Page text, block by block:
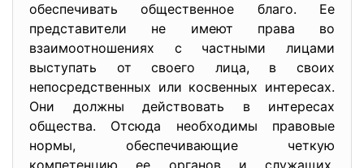
обеспечивать общественное благо. Ее
представители не имеют права во
взаимоотношениях с частными лицами
выступать от своего лица, в своих
непосредственных или косвенных интересах.
Они должны действовать в интересах
общества. Отсюда необходимы правовые
нормы, обеспечивающие четкую
компетенцию ее органов и служащих,